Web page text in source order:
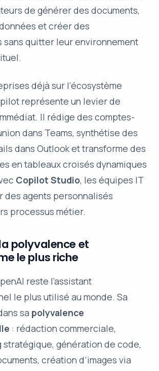
de générer des documents,
et créer des
sans quitter leur environnement
déjà sur l’écosystème
représente un levier de
Il rédige des comptes-
dans Teams, synthétise des
dans Outlook et transforme des
en tableaux croisés dynamiques
Copilot Studio, les équipes IT
des agents personnalisés
processus métier.
polyvalence et
le plus riche
reste l’assistant
le plus utilisé au monde. Sa
sa polyvalence
: rédaction commerciale,
stratégique, génération de code,
création d’images via